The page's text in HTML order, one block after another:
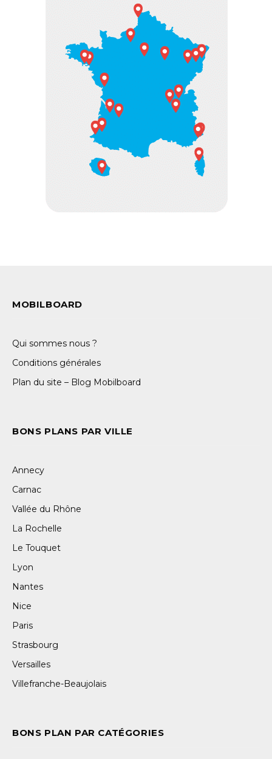
MOBILBOARD
Qui sommes nous ?
Conditions générales
Plan du site – Blog Mobilboard
BONS PLANS PAR VILLE
Annecy
Carnac
Vallée du Rhône
La Rochelle
Le Touquet
Lyon
Nantes
Nice
Paris
Strasbourg
Versailles
Villefranche-Beaujolais
BONS PLAN PAR CATÉGORIES